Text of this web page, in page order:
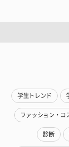
学生トレンド
ファッション・コ
診断